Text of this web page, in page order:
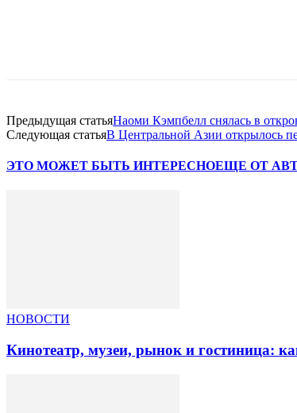
Предыдущая статьяНаоми Кэмпбелл снялась в
Следующая статьяВ Центральной Азии открылось
ЭТО МОЖЕТ БЫТЬ ИНТЕРЕСНОЕЩЕ ОТ
НОВОСТИ
Кинотеатр, музеи, рынок и гостиница: